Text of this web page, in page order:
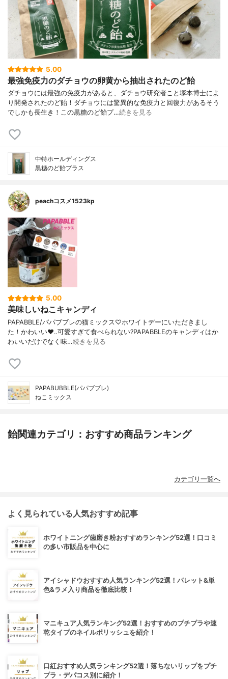
5.00
最強免疫力のダチョウの卵黄から抽出されたのど飴
ダチョウには最強の免疫力があると、ダチョウ研究者こと塚本博士によ
り開発されたのど飴！ダチョウには驚異的な免疫力と回復力があるそう
でしかも長生き！この黒糖のど飴プ…続きを見る
中特ホールディングス
黒糖のど飴プラス
peachコスメ1523kp
5.00
美味しいねこキャンディ
PAPABBLE/パパブブレの猫ミックス♡ホワイトデーにいただきまし
た！かわいい❤️‥可愛すぎて食べられない?PAPABBLEのキャンディはか
わいいだけでなく味…続きを見る
PAPABUBBLE(パパブブレ)
ねこミックス
飴関連カテゴリ：おすすめ商品ランキング
カテゴリ一覧へ
よく見られている人気おすすめ記事
ホワイトニング歯磨き粉おすすめランキング52選！口コミ
の多い市販品を中心に
アイシャドウおすすめ人気ランキング52選！パレット&単
色&ラメ入り商品を徹底比較！
マニキュア人気ランキング52選！おすすめのプチプラや速
乾タイプのネイルポリッシュを紹介！
口紅おすすめ人気ランキング52選！落ちないリップをプチ
プラ・デパコス別に紹介！